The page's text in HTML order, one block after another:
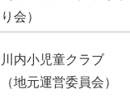
り会）
川内小児童クラブ
（地元運営委員会）